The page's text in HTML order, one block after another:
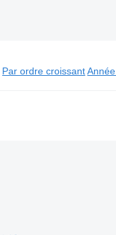
Par ordre croissant